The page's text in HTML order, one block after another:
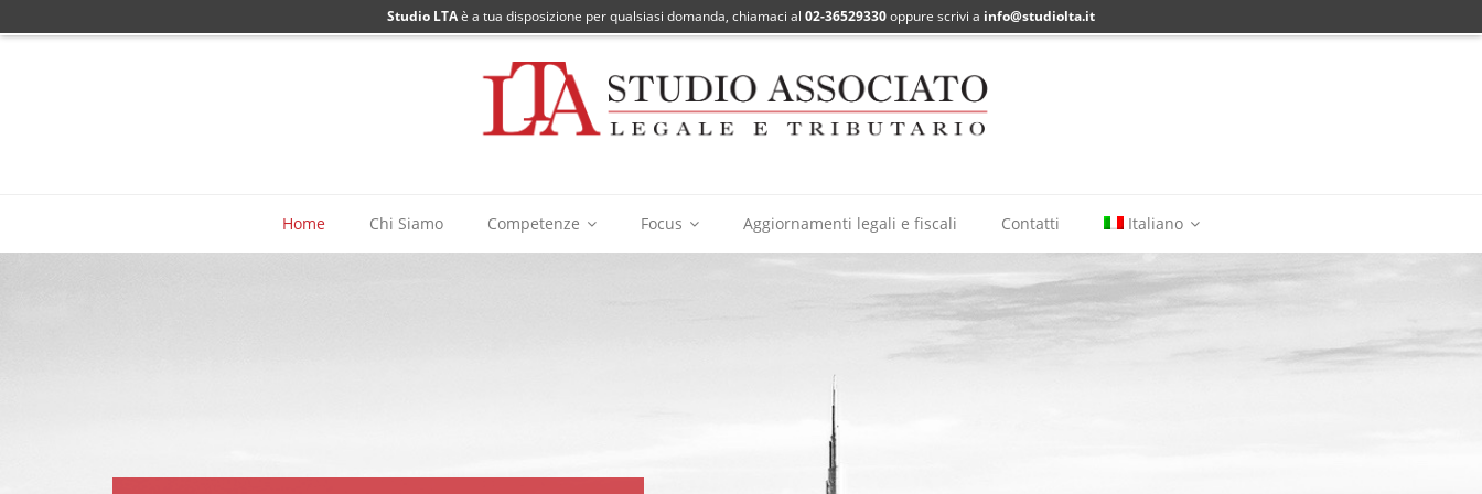
Studio LTAè a tua disposizione per qualsiasi domanda, chiamaci al 02-36529330oppure scrivi a info@studiolta.it
Home Chi Siamo Competenze Focus Aggiornamenti legali e fiscali Contatti Italiano